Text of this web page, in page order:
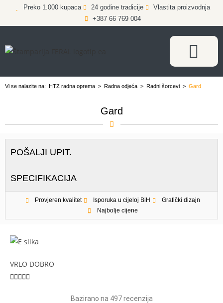
Preko 1.000 kupaca 24 godine tradicije
Vlastita proizvodnja
+387 66 769 004
Vi se nalazite na: HTZ radna oprema > Radna odjeća > Radni šorcevi > Gard
Gard
POŠALJI UPIT.
SPECIFIKACIJA
Provjeren kvalitet Isporuka u cijeloj BiH
Grafički dizajn
Najbolje cijene
VRLO DOBRO

Bazirano na 497 recenzija